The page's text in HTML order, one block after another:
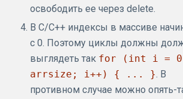
освободить ее через delete.
В С/С++ индексы в массиве
с 0. Поэтому циклы должны
выглядеть так for (int i =
arrsize; i++) { ... }. В
противном случае можно опять-